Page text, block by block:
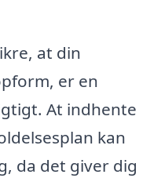
at din
er en
At indhente
kan
da det giver dig